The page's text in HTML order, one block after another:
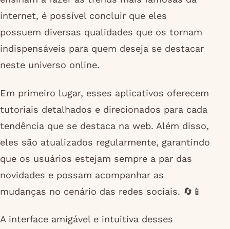
internet, é possível concluir que eles
possuem diversas qualidades que os tornam
indispensáveis para quem deseja se destacar
neste universo online.
Em primeiro lugar, esses aplicativos oferecem
tutoriais detalhados e direcionados para cada
tendência que se destaca na web. Além disso,
eles são atualizados regularmente, garantindo
que os usuários estejam sempre a par das
novidades e possam acompanhar as
mudanças no cenário das redes sociais. 🔄📱
A interface amigável e intuitiva desses